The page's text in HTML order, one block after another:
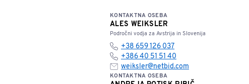
KONTAKTNA OSEBA
ALES WEIKSLER
Področni vodja za Avstrija in Slovenija
+38 659 126 037
+386 40 51 51 40
weiksler@netbid.com
KONTAKTNA OSEBA